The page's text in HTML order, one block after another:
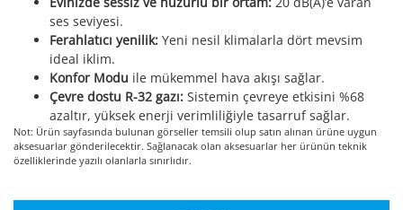
ses seviyesi.
Ferahlatıcı yenilik: Yeni nesil klimalarla dört mevsim
ideal iklim.
Konfor Modu ile mükemmel hava akışı sağlar.
Çevre dostu R-32 gazı: Sistemin çevreye etkisini %68
azaltır, yüksek enerji verimliliğiyle tasarruf sağlar.
Not: Ürün sayfasında bulunan görseller temsili olup satın alınan ürüne uygun
aksesuarlar gönderilecektir. Sağlanacak olan aksesuarlar her ürünün teknik
özelliklerinde yazılı olanlarla sınırlıdır.